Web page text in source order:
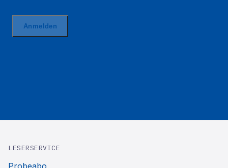
LESERSERVICE
Probeabo